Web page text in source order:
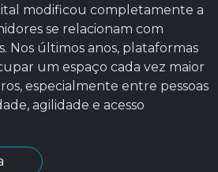
modificou completamente a
se relacionam com
Nos últimos anos, plataformas
um espaço cada vez maior
especialmente entre pessoas
agilidade e acesso